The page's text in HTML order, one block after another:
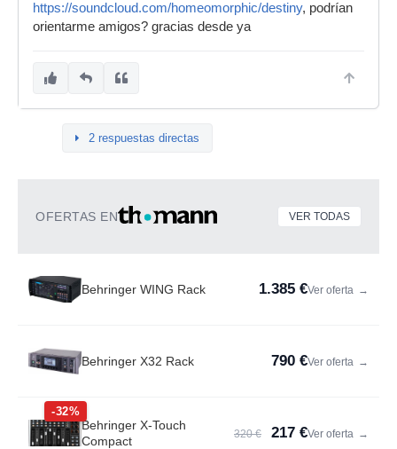
https://soundcloud.com/homeomorphic/destiny, podrían
orientarme amigos? gracias desde ya
2 respuestas directas
OFERTAS EN VER TODAS
Behringer WING Rack 1.385 €Ver oferta →
Behringer X32 Rack 790 €Ver oferta →
-32%
Behringer X-Touch
Compact
320 € 217 €Ver oferta →